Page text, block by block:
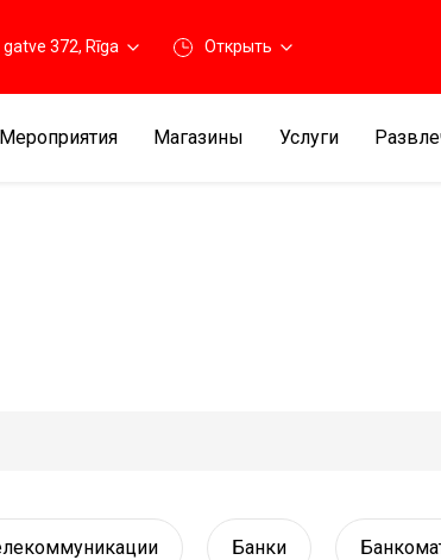
gatve 372, Rīga Открыть
Мероприятия Магазины Услуги
Банки